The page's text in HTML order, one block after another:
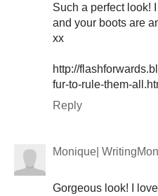
Such a perfect look!
and your boots are
xx
http://
fur-to-rule-them-
Reply
Monique|
Gorgeous look! I